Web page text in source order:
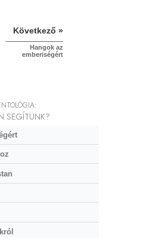
Következő »
Hangok az
emberiségért
SEGÍTÜNK?